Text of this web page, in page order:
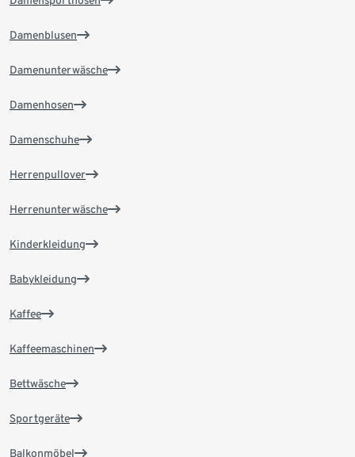
Damenblusen
Damenunterwäsche
Damenhosen
Damenschuhe
Herrenpullover
Herrenunterwäsche
Kinderkleidung
Babykleidung
Kaffee
Kaffeemaschinen
Bettwäsche
Sportgeräte
Balkonmöbel